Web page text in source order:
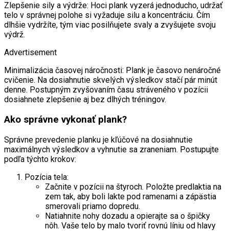
Zlepšenie sily a výdrže: Hoci plank vyzerá jednoducho, udržať
telo v správnej polohe si vyžaduje silu a koncentráciu. Čím
dlhšie vydržíte, tým viac posilňujete svaly a zvyšujete svoju
výdrž.
Advertisement
Minimalizácia časovej náročnosti: Plank je časovo nenáročné
cvičenie. Na dosiahnutie skvelých výsledkov stačí pár minút
denne. Postupným zvyšovaním času stráveného v pozícii
dosiahnete zlepšenie aj bez dlhých tréningov.
Ako správne vykonať plank?
Správne prevedenie planku je kľúčové na dosiahnutie
maximálnych výsledkov a vyhnutie sa zraneniam. Postupujte
podľa týchto krokov:
Pozícia tela:
Začnite v pozícii na štyroch. Položte predlaktia na
zem tak, aby boli lakte pod ramenami a zápästia
smerovali priamo dopredu.
Natiahnite nohy dozadu a opierajte sa o špičky
nôh. Vaše telo by malo tvoriť rovnú líniu od hlavy